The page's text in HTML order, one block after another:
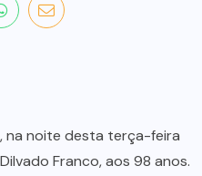
na noite desta terça-feira
Franco, aos 98 anos.